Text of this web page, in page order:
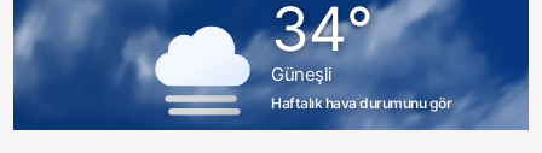
34°
Güneşli
Haftalık hava durumunu gör